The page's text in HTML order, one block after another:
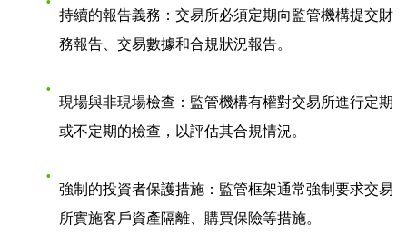
持續的報告義務 ：交易所必須定期向監管機構提交財
務報告、交易數據和合規狀況報告。
現場與非現場檢查 ：監管機構有權對交易所進行定期
或不定期的檢查，以評估其合規情況。
強制的投資者保護措施 ：監管框架通常強制要求交易
所實施客戶資產隔離、購買保險等措施。